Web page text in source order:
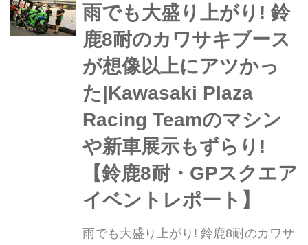
SSTクラスに参戦する#64 Kawasaki
Plaza Racing Team、#83 Team38ほ
か、...
雨でも大盛り上がり! 鈴
鹿8耐のカワサキブース
が想像以上にアツかっ
た|Kawasaki Plaza
Racing Teamのマシン
や新車展示もずらり!
【鈴鹿8耐・GPスクエア
イベントレポート】
雨でも大盛り上がり! 鈴鹿8耐のカワサ